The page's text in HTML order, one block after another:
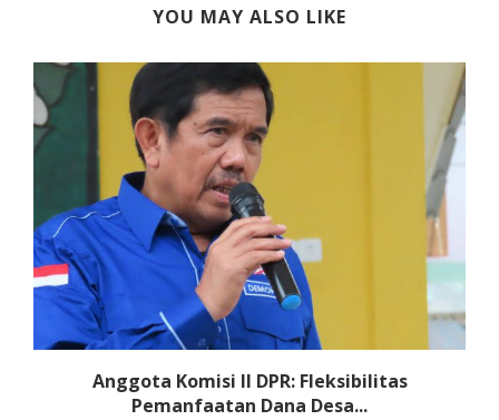
YOU MAY ALSO LIKE
Anggota Komisi II DPR: Fleksibilitas
Pemanfaatan Dana Desa...